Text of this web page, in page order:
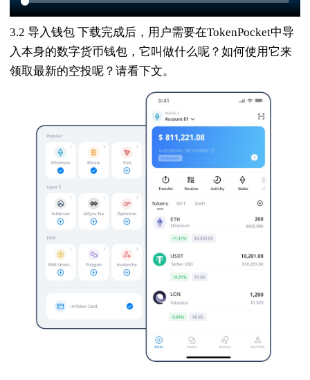
3.2 导入钱包 下载完成后，用户需要在TokenPocket中导
入本身的数字货币钱包，它叫做什么呢？如何使用它来
领取最新的空投呢？请看下文。